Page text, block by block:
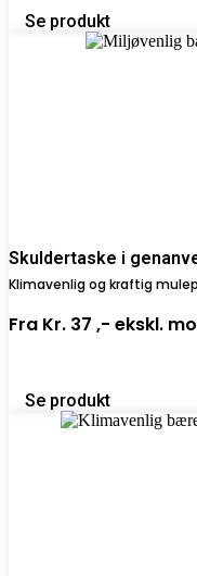
Se produkt
Skuldertaske i
Klimavenlig og kraftig
Fra Kr. 37 ,- ekskl.
Se produkt